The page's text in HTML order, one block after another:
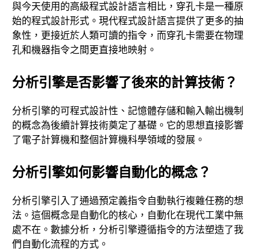
與今天使用的高級程式設計語言相比，穿孔卡是一種原
始的程式設計形式。現代程式設計語言提供了更多的抽
象性，更接近於人類可讀的指令，而穿孔卡需要在物理
孔和機器指令之間更直接地映射。
分析引擎是否影響了後來的計算技術？
分析引擎的可程式設計性、記憶體存儲和輸入輸出機制
的概念為後續計算技術奠定了基礎。它的思想直接影響
了電子計算機和整個計算機科學領域的發展。
分析引擎如何影響自動化的概念？
分析引擎引入了通過預定義指令自動執行複雜任務的想
法。這個概念是自動化的核心，自動化在現代工業中無
處不在。數據分析，分析引擎遵循指令的方法塑造了我
們自動化流程的方式。